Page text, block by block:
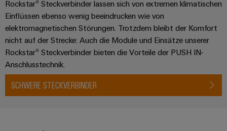
Rockstar® Steckverbinder lassen sich von extremen klimatischen
Einflüssen ebenso wenig beeindrucken wie von
elektromagnetischen Störungen. Trotzdem bleibt der Komfort
nicht auf der Strecke: Auch die Module und Einsätze unserer
Rockstar® Steckverbinder bieten die Vorteile der PUSH IN-
Anschlusstechnik.
SCHWERE STECKVERBINDER